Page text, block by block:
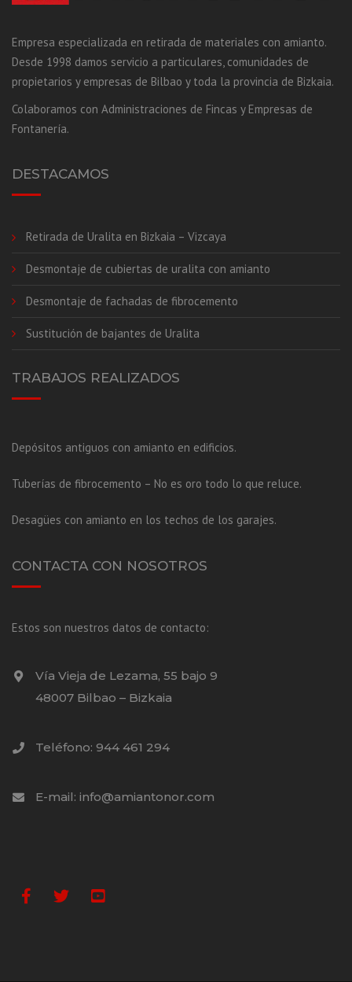
Empresa especializada en retirada de materiales con amianto.
Desde 1998 damos servicio a particulares, comunidades de
propietarios y empresas de Bilbao y toda la provincia de Bizkaia.
Colaboramos con Administraciones de Fincas y Empresas de
Fontanería.
DESTACAMOS
Retirada de Uralita en Bizkaia – Vizcaya
Desmontaje de cubiertas de uralita con amianto
Desmontaje de fachadas de fibrocemento
Sustitución de bajantes de Uralita
TRABAJOS REALIZADOS
Depósitos antiguos con amianto en edificios.
Tuberías de fibrocemento – No es oro todo lo que reluce.
Desagües con amianto en los techos de los garajes.
CONTACTA CON NOSOTROS
Estos son nuestros datos de contacto:
Vía Vieja de Lezama, 55 bajo 9
48007 Bilbao – Bizkaia
Teléfono: 944 461 294
E-mail: info@amiantonor.com
Facebook
TwitterYoutube